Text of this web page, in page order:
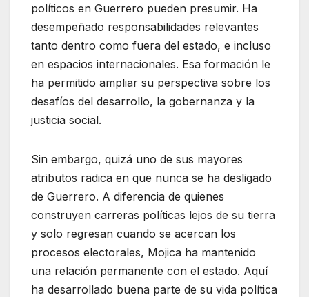
políticos en Guerrero pueden presumir. Ha
desempeñado responsabilidades relevantes
tanto dentro como fuera del estado, e incluso
en espacios internacionales. Esa formación le
ha permitido ampliar su perspectiva sobre los
desafíos del desarrollo, la gobernanza y la
justicia social.
Sin embargo, quizá uno de sus mayores
atributos radica en que nunca se ha desligado
de Guerrero. A diferencia de quienes
construyen carreras políticas lejos de su tierra
y solo regresan cuando se acercan los
procesos electorales, Mojica ha mantenido
una relación permanente con el estado. Aquí
ha desarrollado buena parte de su vida política